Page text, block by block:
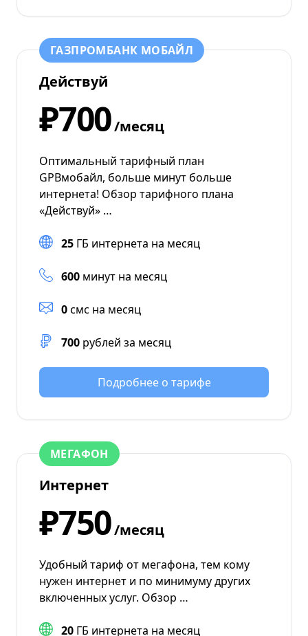
ГАЗПРОМБАНК МОБАЙЛ
Действуй
₽700/месяц
Оптимальный тарифный план
GPBмобайл, больше минут больше
интернета! Обзор тарифного плана
«Действуй» …
25 ГБ интернета на месяц
600 минут на месяц
0смс на месяц
700 рублей за месяц
Подробнее о тарифе
МЕГАФОН
Интернет
₽750/месяц
Удобный тариф от мегафона, тем кому
нужен интернет и по минимуму других
включенных услуг. Обзор …
20 ГБ интернета на месяц